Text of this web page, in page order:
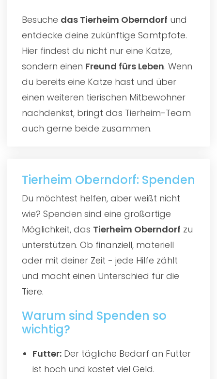
Besuche das Tierheim Oberndorf und
entdecke deine zukünftige Samtpfote.
Hier findest du nicht nur eine Katze,
sondern einen Freund fürs Leben. Wenn
du bereits eine Katze hast und über
einen weiteren tierischen Mitbewohner
nachdenkst, bringt das Tierheim-Team
auch gerne beide zusammen.
Tierheim Oberndorf: Spenden
Du möchtest helfen, aber weißt nicht
wie? Spenden sind eine großartige
Möglichkeit, das Tierheim Oberndorf zu
unterstützen. Ob finanziell, materiell
oder mit deiner Zeit - jede Hilfe zählt
und macht einen Unterschied für die
Tiere.
Warum sind Spenden so
wichtig?
Futter: Der tägliche Bedarf an Futter
ist hoch und kostet viel Geld.